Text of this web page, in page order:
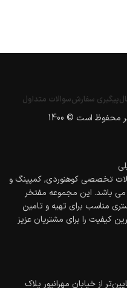
پیگیری سفارشسوالات متداول
است © 1400
تخصصی کوهنوردی, کمپینگ و
باشد. این مجموعه مفتخر
مناسب برای تهیه و تامین
کیفیت را برای مشتریان عزیز
از خیابان مهرانپور پلاک